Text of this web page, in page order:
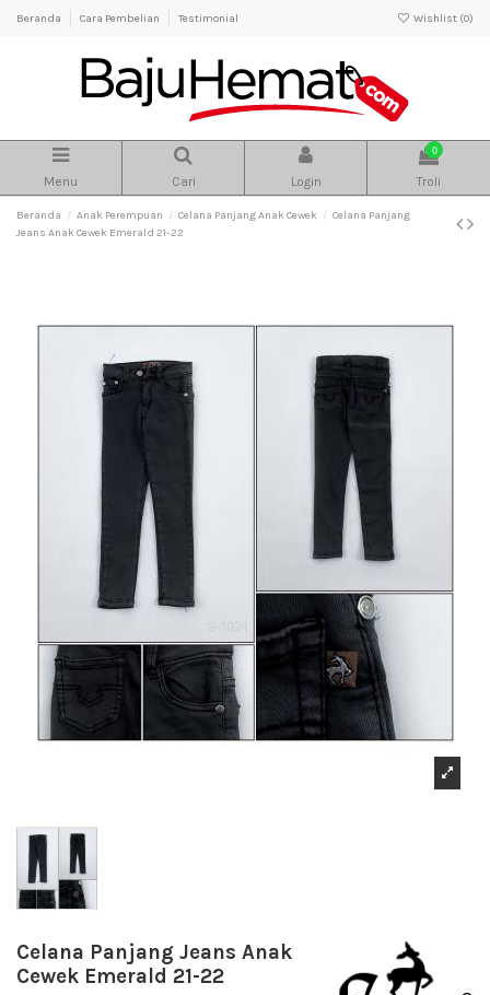
Beranda Cara Pembelian Testimonial Wishlist (0)
Menu Cari Login
0
Troli
Beranda Anak Perempuan Celana Panjang Anak Cewek
Celana Panjang
Jeans Anak Cewek Emerald 21-22
Celana Panjang Jeans Anak
Cewek Emerald 21-22